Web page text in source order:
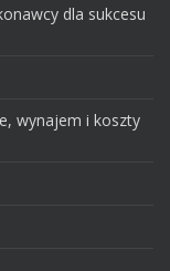
dla sukcesu
wynajem i koszty